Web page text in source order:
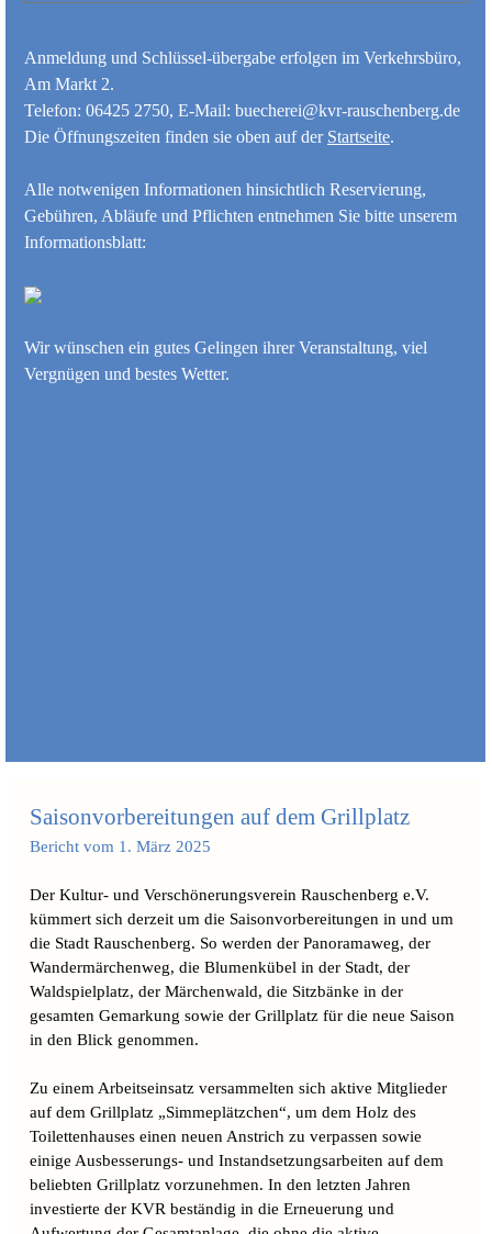
Anmeldung und Schlüssel-übergabe erfolgen im Verkehrsbüro,
Am Markt 2.
Telefon: 06425 2750, E-Mail: buecherei@kvr-rauschenberg.de
Die Öffnungszeiten finden sie oben auf der Startseite.
Alle notwenigen Informationen hinsichtlich Reservierung,
Gebühren, Abläufe und Pflichten entnehmen Sie bitte unserem
Informationsblatt:
Wir wünschen ein gutes Gelingen ihrer Veranstaltung, viel
Vergnügen und bestes Wetter.
Saisonvorbereitungen auf dem Grillplatz
Bericht vom 1. März 2025
Der Kultur- und Verschönerungsverein Rauschenberg e.V.
kümmert sich derzeit um die Saisonvorbereitungen in und um
die Stadt Rauschenberg. So werden der Panoramaweg, der
Wandermärchenweg, die Blumenkübel in der Stadt, der
Waldspielplatz, der Märchenwald, die Sitzbänke in der
gesamten Gemarkung sowie der Grillplatz für die neue Saison
in den Blick genommen.
Zu einem Arbeitseinsatz versammelten sich aktive Mitglieder
auf dem Grillplatz „Simmeplätzchen“, um dem Holz des
Toilettenhauses einen neuen Anstrich zu verpassen sowie
einige Ausbesserungs- und Instandsetzungsarbeiten auf dem
beliebten Grillplatz vorzunehmen. In den letzten Jahren
investierte der KVR beständig in die Erneuerung und